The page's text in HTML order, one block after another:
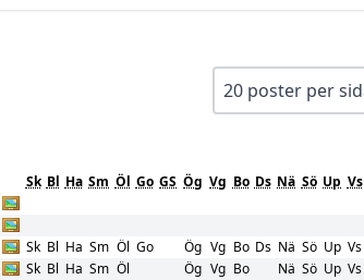
Sk Bl Ha Sm Öl Go GS Ög Vg Bo Ds Nä Sö Up Vs
Sk Bl Ha Sm Öl Go Ög Vg Bo Ds Nä Sö Up Vs
Sk Bl Ha Sm Öl Ög Vg Bo Nä Sö Up Vs